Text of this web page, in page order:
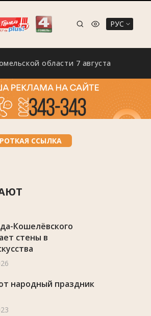
РУС
области 7 августа
ССЫЛКА
Кошелёвского
стены в
народный праздник